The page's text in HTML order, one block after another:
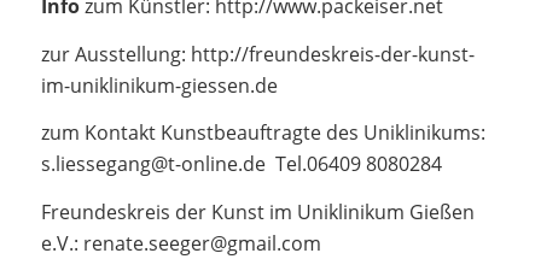
Infozum Künstler: http://www.packeiser.net
zur Ausstellung: http://freundeskreis-der-kunst-
im-uniklinikum-giessen.de
zum Kontakt Kunstbeauftragte des Uniklinikums:
s.liessegang@t-online.de Tel.06409 8080284
Freundeskreis der Kunst im Uniklinikum Gießen
e.V.: renate.seeger@gmail.com